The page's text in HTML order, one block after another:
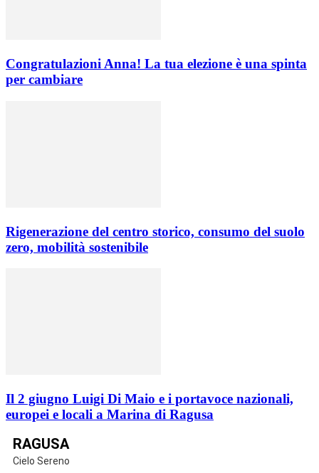
Congratulazioni Anna! La tua elezione è una spinta
per cambiare
Rigenerazione del centro storico, consumo del suolo
zero, mobilità sostenibile
Il 2 giugno Luigi Di Maio e i portavoce nazionali,
europei e locali a Marina di Ragusa
RAGUSA
Cielo Sereno